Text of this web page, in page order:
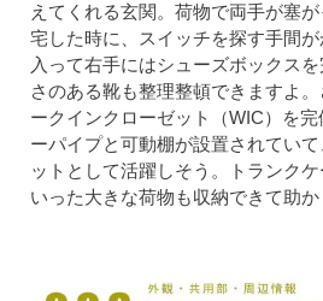
えてくれる玄関。荷物で両手が塞
宅した時に、スイッチを探す手間が
入って右手にはシューズボックス
さのある靴も整理整頓できますよ
ークインクローゼット（WIC）を
ーパイプと可動棚が設置されてい
ットとして活躍しそう。トランク
いった大きな荷物も収納できて助か